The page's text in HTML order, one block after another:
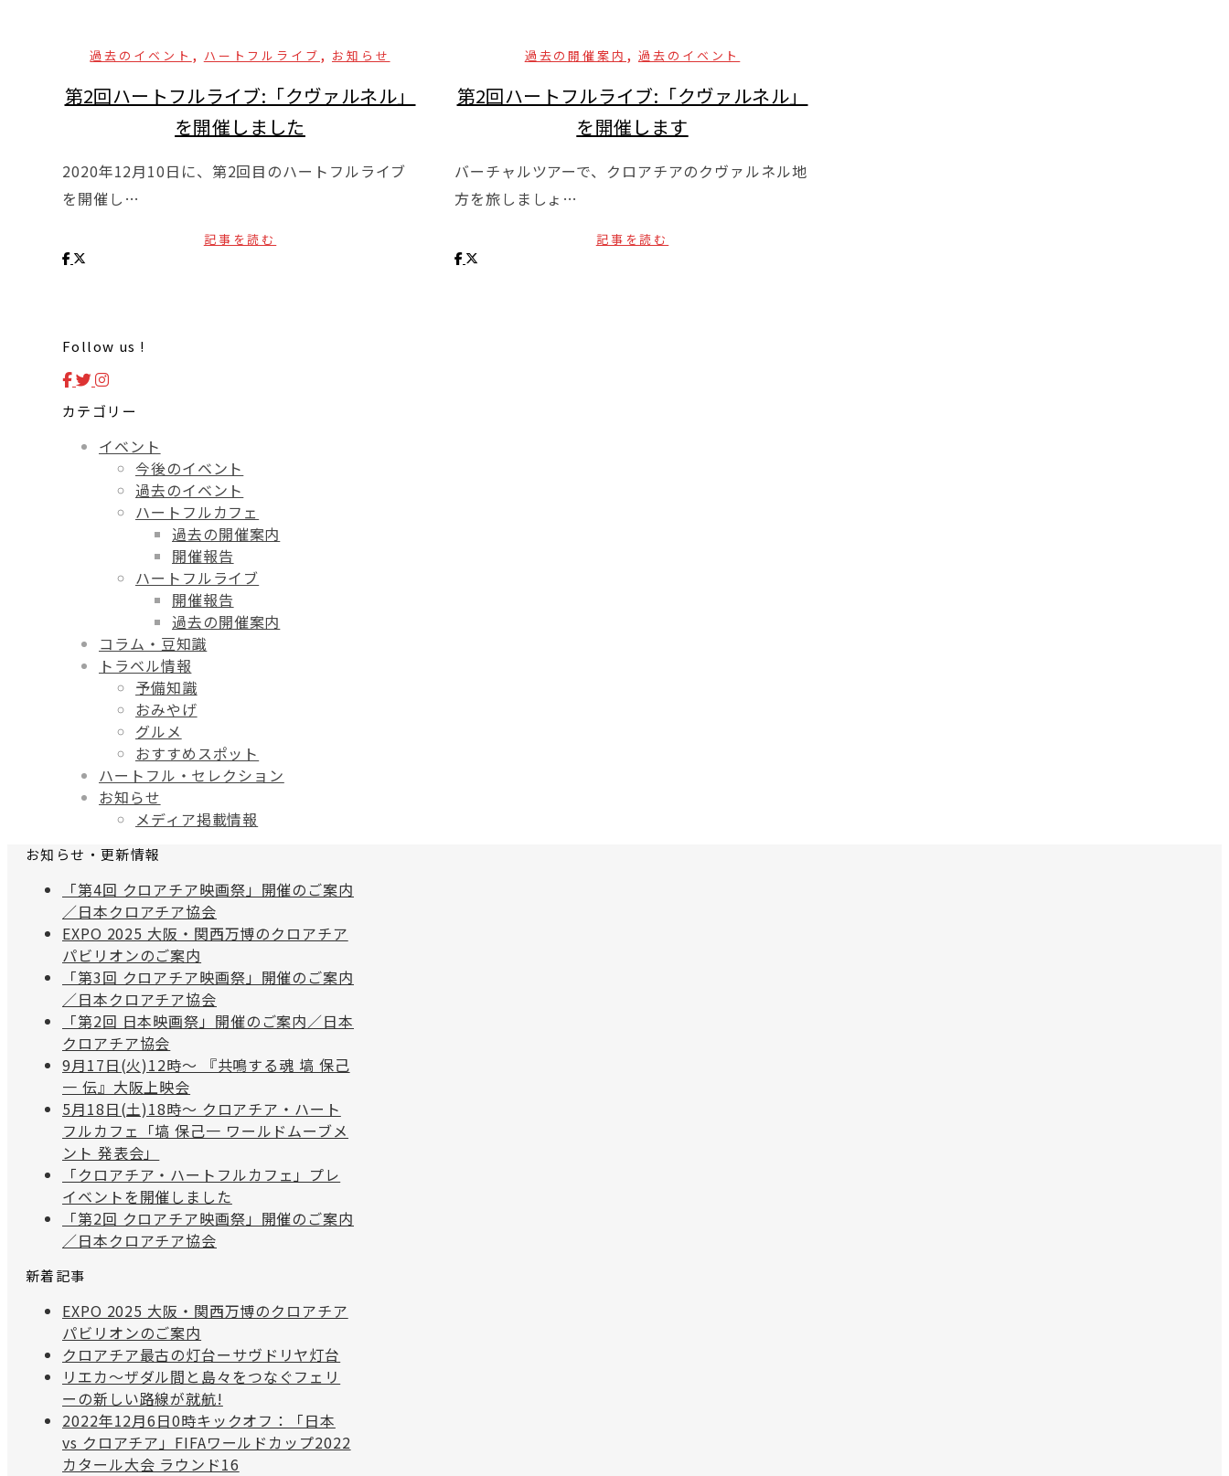
過去のイベント , ハートフルライブ , お知らせ
第2回ハートフルライブ:「クヴァルネル」
を開催しました
2020年12月10日に、第2回目のハートフルライブ
を開催し…
記事を読む
過去の開催案内 , 過去のイベント
第2回ハートフルライブ:「クヴァルネル」
を開催します
バーチャルツアーで、クロアチアのクヴァルネル地
方を旅しましょ…
記事を読む
Follow us !
カテゴリー
イベント
今後のイベント
過去のイベント
ハートフルカフェ
過去の開催案内
開催報告
ハートフルライブ
開催報告
過去の開催案内
コラム・豆知識
トラベル情報
予備知識
おみやげ
グルメ
おすすめスポット
ハートフル・セレクション
お知らせ
メディア掲載情報
お知らせ・更新情報
「第4回 クロアチア映画祭」開催のご案内
／日本クロアチア協会
EXPO 2025 大阪・関西万博のクロアチア
パビリオンのご案内
「第3回 クロアチア映画祭」開催のご案内
／日本クロアチア協会
「第2回 日本映画祭」開催のご案内／日本
クロアチア協会
9月17日(火)12時〜 『共鳴する魂 塙 保己
一 伝』大阪上映会
5月18日(土)18時〜 クロアチア・ハート
フルカフェ「塙 保己一 ワールドムーブメ
ント 発表会」
「クロアチア・ハートフルカフェ」プレ
イベントを開催しました
「第2回 クロアチア映画祭」開催のご案内
／日本クロアチア協会
新着記事
EXPO 2025 大阪・関西万博のクロアチア
パビリオンのご案内
クロアチア最古の灯台ーサヴドリヤ灯台
リエカ〜ザダル間と島々をつなぐフェリ
ーの新しい路線が就航!
2022年12月6日0時キックオフ：「日本
vs クロアチア」FIFAワールドカップ2022
カタール大会 ラウンド16